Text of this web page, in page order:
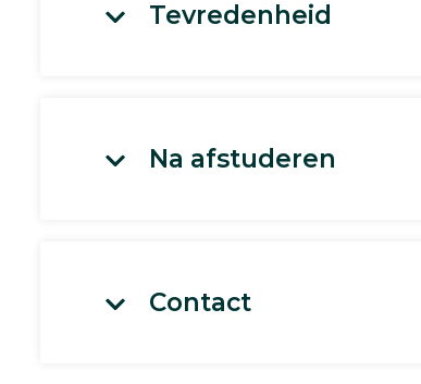
Tevredenheid
Na afstuderen
Contact